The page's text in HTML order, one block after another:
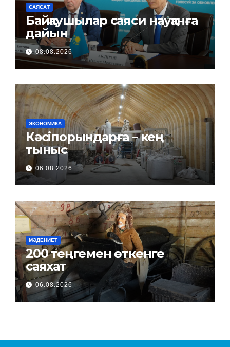
САЯСАТ
Байқаушылар саяси науқанға
дайын
08.08.2026
ЭКОНОМИКА
Кәсіпорындарға – кең
тыныс
06.08.2026
МӘДЕНИЕТ
200 теңгемен өткенге
саяхат
06.08.2026